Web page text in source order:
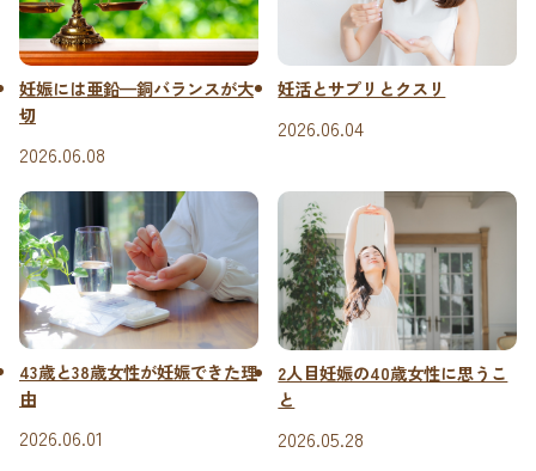
妊娠には亜鉛—銅バランスが大
切
2026.06.08
妊活とサプリとクスリ
2026.06.04
43歳と38歳女性が妊娠できた理
由
2026.06.01
2人目妊娠の40歳女性に思うこ
と
2026.05.28